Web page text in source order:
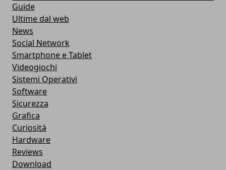
Guide
Ultime dal web
News
Social Network
Smartphone e Tablet
Videogiochi
Sistemi Operativi
Software
Sicurezza
Grafica
Curiosità
Hardware
Reviews
Download